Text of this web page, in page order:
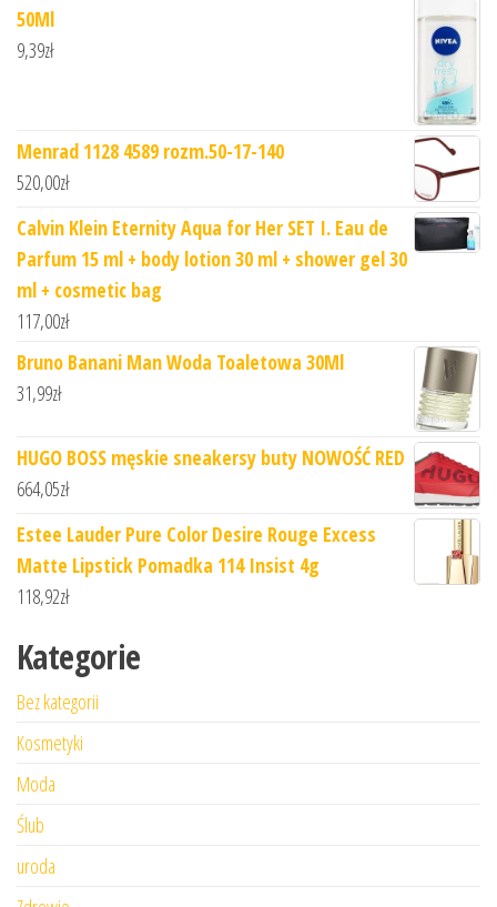
50Ml
9,39zł
Menrad 1128 4589 rozm.50-17-140
520,00zł
Calvin Klein Eternity Aqua for Her SET I. Eau de
Parfum 15 ml + body lotion 30 ml + shower gel 30
ml + cosmetic bag
117,00zł
Bruno Banani Man Woda Toaletowa 30Ml
31,99zł
HUGO BOSS męskie sneakersy buty NOWOŚĆ RED
664,05zł
Estee Lauder Pure Color Desire Rouge Excess
Matte Lipstick Pomadka 114 Insist 4g
118,92zł
Kategorie
Bez kategorii
Kosmetyki
Moda
Ślub
uroda